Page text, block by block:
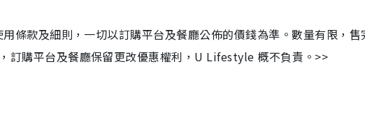
條款及細則，一切以訂購平台及餐廳公佈的價錢為準。數量有限，售
訂購平台及餐廳保留更改優惠權利，U Lifestyle 概不負責。>>